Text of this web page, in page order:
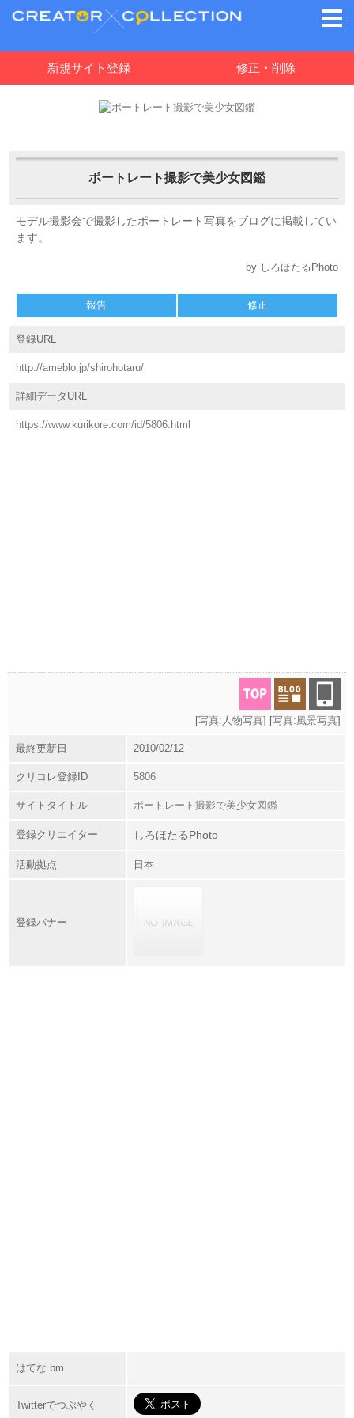
新規サイト登録 修正・削除
ポートレート撮影で美少女図鑑
モデル撮影会で撮影したポートレート写真をブログに掲載してい
ます。
by しろほたるPhoto
報告 修正
登録URL
http://ameblo.jp/shirohotaru/
詳細データURL
https://www.kurikore.com/id/5806.html
[写真:人物写真] [写真:風景写真]
最終更新日 2010/02/12
クリコレ登録ID 5806
サイトタイトル ポートレート撮影で美少女図鑑
登録クリエイター しろほたるPhoto
活動拠点 日本
登録バナー
はてな bm
Twitterでつぶやく